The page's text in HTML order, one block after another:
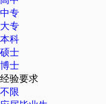
中专
大专
本科
硕士
博士
经验要求
不限